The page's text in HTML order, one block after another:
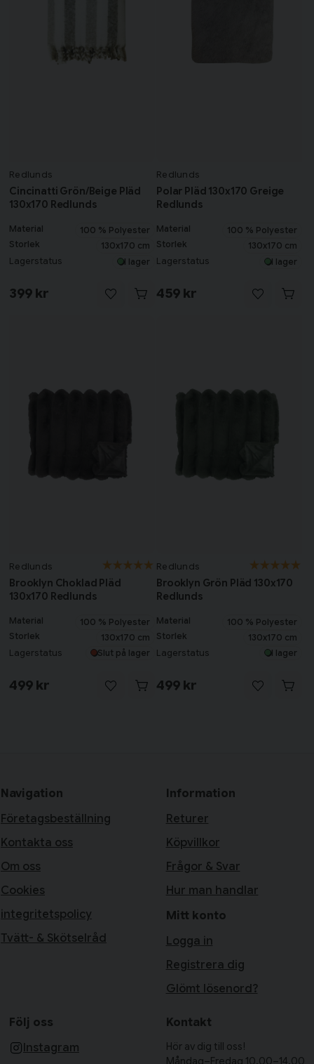
Redlunds
Cincinatti Grön/Beige Pläd
130x170 Redlunds
Material
100 % Polyester
Storlek
130x170 cm
Lagerstatus I lager
399 kr
Redlunds
Polar Pläd 130x170 Greige
Redlunds
Material
100 % Polyester
Storlek
130x170 cm
Lagerstatus I lager
459 kr
Redlunds
Brooklyn Choklad Pläd
130x170 Redlunds
Material
100 % Polyester
Storlek
130x170 cm
Lagerstatus Slut på lager
499 kr
Redlunds
Brooklyn Grön Pläd 130x170
Redlunds
Material
100 % Polyester
Storlek
130x170 cm
Lagerstatus I lager
499 kr
Navigation
Företagsbeställning
Kontakta oss
Om oss
Cookies
integritetspolicy
Tvätt- & Skötselråd
Information
Returer
Köpvillkor
Frågor & Svar
Hur man handlar
Mitt konto
Logga in
Registrera dig
Glömt lösenord?
Följ oss
Instagram
Kontakt
Hör av dig till oss!
Måndag–Fredag 10.00–14.00